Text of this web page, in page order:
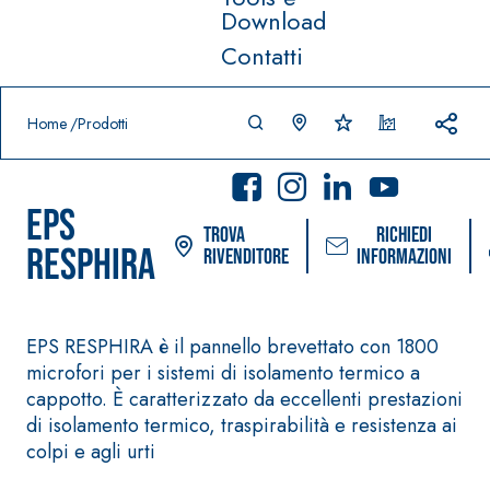
Download
Contatti
Home Prodotti
EPS
RESPHIRA
Trova
rivenditore
Richiedi
informazioni
EPS RESPHIRA è il pannello brevettato con 1800
microfori per i sistemi di isolamento termico a
cappotto. È caratterizzato da eccellenti prestazioni
di isolamento termico, traspirabilità e resistenza ai
colpi e agli urti
Prodotti in primo piano
Sistema POSA PAVIMENTI E
RIVESTIMENTI
AQUA
ZIP
–
IMPERMEABILIZZA
NTI
AQUAZIP ONE PRO
Sistema
PITTURE
SICURA G3